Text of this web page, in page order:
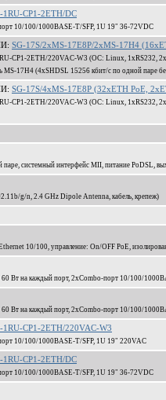
1RU-CP1-2ETH/DC
10/100/1000BASE-T/SFP, 1U 19" 36-72VDC
SG-17S/2xMS-17E8P/2xMS-17H4
CP1-2ETH/220VAC-W3 (ОС: Linux, 1xRS232,
MS-17H4 (4xSHDSL 15256 кбит/c по одной паре
SG-17S/4xMS-17E8P (32xETH PoE,
CP1-2ETH/220VAC-W3 (ОС: Linux, 1xRS232,
системный интерфейс MII, питание PoDSL,
g/n, 2.4 GHz Dipole Antenna, кабель, крепеж)
10/100, управление: On/OFF PoE,
Вт на каждый порт, 2xCombo-порт 10/100/
Вт на каждый порт, 2xCombo-порт 10/100/
1RU-CP1-2ETH/220VAC-W3
10/100/1000BASE-T/SFP, 1U 19" 220VAC
1RU-CP1-2ETH/DC
10/100/1000BASE-T/SFP, 1U 19" 36-72VDC